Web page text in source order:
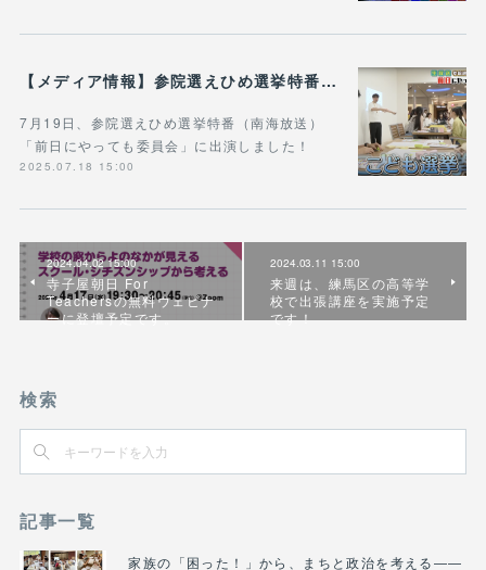
【メディア情報】参院選えひめ選挙特番「前日にやっても委員会」にワークショップの様子を取り上げていただきました！
7月19日、参院選えひめ選挙特番（南海放送）
「前日にやっても委員会」に出演しました！
2025.07.18 15:00
2024.04.02 15:00
寺子屋朝日 For
Teachersの無料ウェビナ
ーに登壇予定です。
2024.03.11 15:00
来週は、練馬区の高等学
校で出張講座を実施予定
です！
検索
記事一覧
家族の「困った！」から、まちと政治を考える――